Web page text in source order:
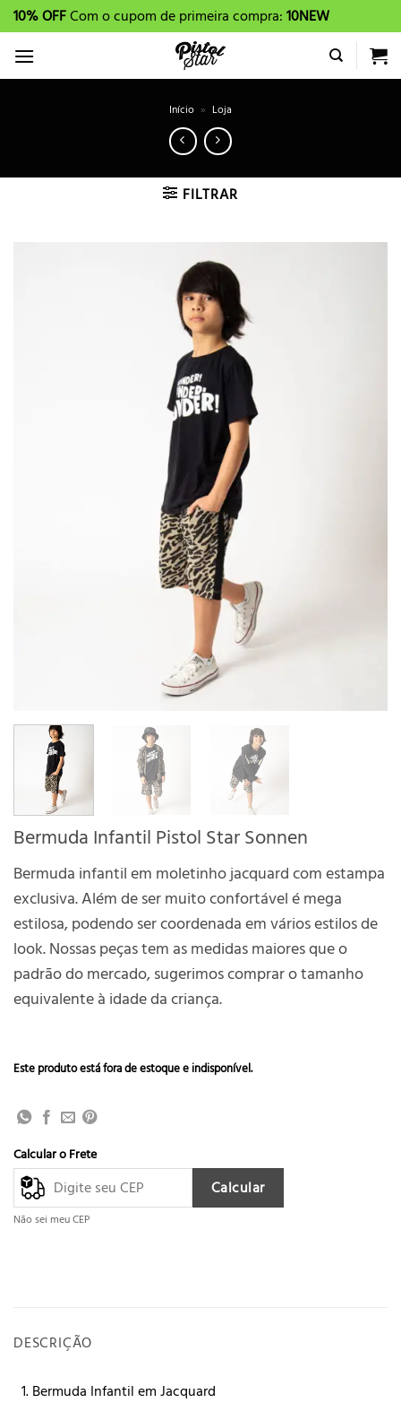
Skip
to
content
10% OFFCom o cupom de primeira compra:10NEW
Início » Loja
FILTRAR
Bermuda Infantil Pistol Star Sonnen
Bermuda infantil em moletinho jacquard com estampa
exclusiva. Além de ser muito confortável é mega
estilosa, podendo ser coordenada em vários estilos de
look. Nossas peças tem as medidas maiores que o
padrão do mercado, sugerimos comprar o tamanho
equivalente à idade da criança.
Este produto está fora de estoque e indisponível.
Calcular o Frete
Calcular
Não sei meu CEP
DESCRIÇÃO
Bermuda Infantil em Jacquard